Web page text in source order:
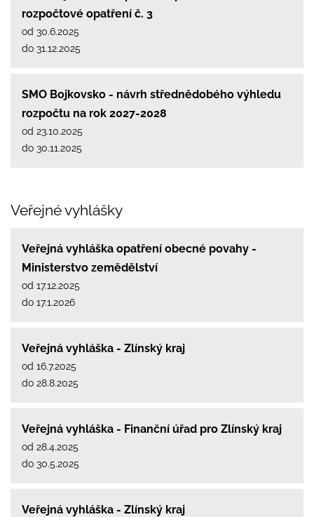
rozpočtové opatření č. 3
od 30.6.2025
do 31.12.2025
SMO Bojkovsko - návrh střednědobého výhledu
rozpočtu na rok 2027-2028
od 23.10.2025
do 30.11.2025
Veřejné vyhlášky
Veřejná vyhláška opatření obecné povahy -
Ministerstvo zemědělství
od 17.12.2025
do 17.1.2026
Veřejná vyhláška - Zlínský kraj
od 16.7.2025
do 28.8.2025
Veřejná vyhláška - Finanční úřad pro Zlínský kraj
od 28.4.2025
do 30.5.2025
Veřejná vyhláška - Zlínský kraj